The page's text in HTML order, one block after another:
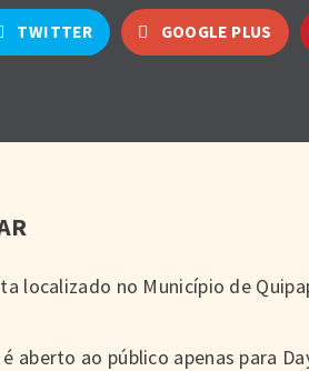
TWITTER GOOGLE PLUS
localizado no Município de
aberto ao público apenas para